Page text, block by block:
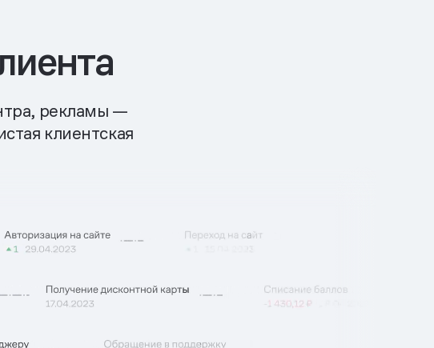
рекламы —
клиентская